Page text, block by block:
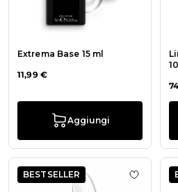
Extrema Base 15 ml
11,99 €
Aggiungi
BESTSELLER